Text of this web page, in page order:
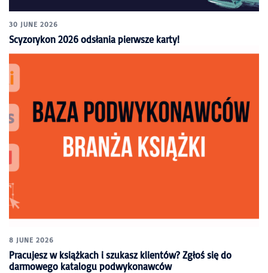
30 JUNE 2026
Scyzorykon 2026 odsłania pierwsze karty!
8 JUNE 2026
Pracujesz w książkach i szukasz klientów? Zgłoś się do
darmowego katalogu podwykonawców